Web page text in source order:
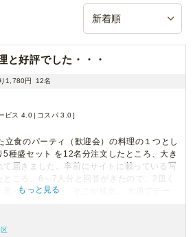
と好評でした・・・
1,780円 12名
ビス 4.0 コスパ 3.0
立食のパーティ（歓迎会）の料理の１つとし
種盛セット を12名分注文したところ、大き
届きました。事前にサイトに載っている写
ところ、6～7人分と回答がきたので、2皿く
思っていたので、そこが残念。 大皿でテー
数か所に置きました。焼き鳥が届いたとき
が、冷めてもお肉は柔らかく、味はとても
もっと見る